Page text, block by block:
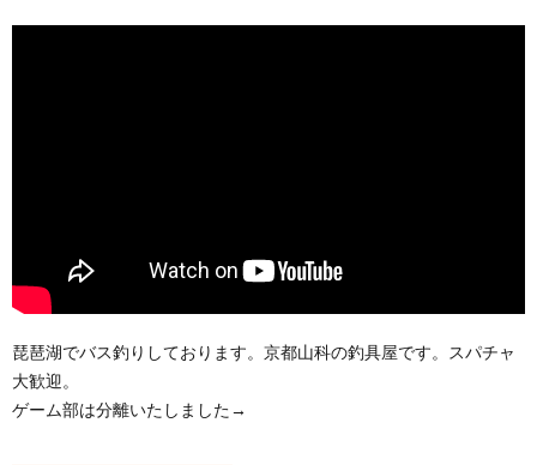
琵琶湖でバス釣りしております。京都山科の釣具屋です。スパチャ
大歓迎。
ゲーム部は分離いたしました→